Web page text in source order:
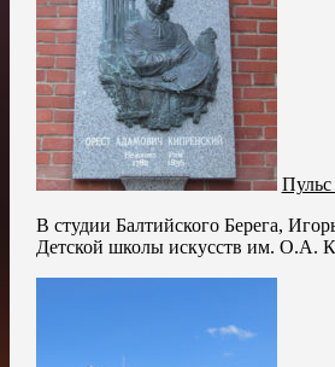
В студии Балтийского Берега,
Детской школы искусств им. О.А.